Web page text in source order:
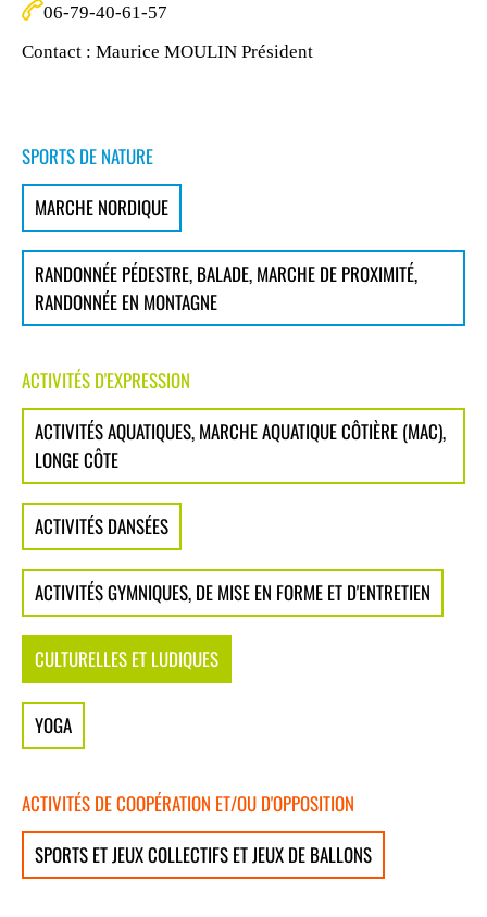
06-79-40-61-57
Contact : Maurice MOULIN Président
SPORTS DE NATURE
MARCHE NORDIQUE
RANDONNÉE PÉDESTRE, BALADE, MARCHE DE PROXIMITÉ,
RANDONNÉE EN MONTAGNE
ACTIVITÉS D'EXPRESSION
ACTIVITÉS AQUATIQUES, MARCHE AQUATIQUE CÔTIÈRE (MAC),
LONGE CÔTE
ACTIVITÉS DANSÉES
ACTIVITÉS GYMNIQUES, DE MISE EN FORME ET D'ENTRETIEN
CULTURELLES ET LUDIQUES
YOGA
ACTIVITÉS DE COOPÉRATION ET/OU D'OPPOSITION
SPORTS ET JEUX COLLECTIFS ET JEUX DE BALLONS